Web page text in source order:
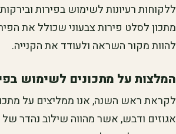
ללקוחות רעיונות לשימוש בפירות
מתכון לסלט פירות צבעוני שכולל את
להוות מקור השראה ולעודד את הקנייה.
המלצות על מתכונים לשימוש
לקראת ראש השנה, אנו ממליצים על
אגוזים ודבש, אשר מהווה שילוב נהדר